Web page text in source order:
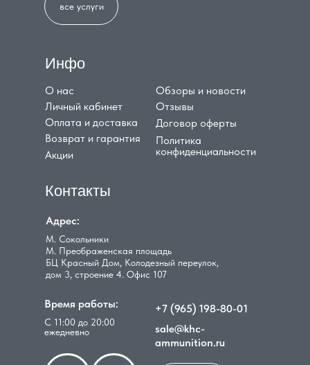
Инфо
Контакты
О нас
Личный кабинет
Оплата и доставка
Возврат и гарантия
Акции
Обзоры и новости
Отзывы
Договор оферты
Адрес:
М. Сокольники
М. Преображенская площадь
БЦ Красный Дом, Колодезный переулок,
дом 3, строение 4. Офис 107
Время работы:
С 11:00 до 20:00
ежедневно
+7 (965) 198-80-01
sale@khc-
ammunition.ru
все услуги
Политика
конфиденциальности